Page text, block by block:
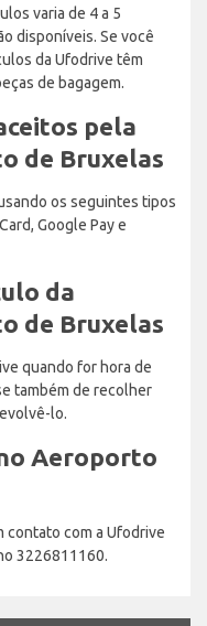
varia de 4 a 5
disponíveis. Se você
da Ufodrive têm
de bagagem.
pela
de Bruxelas
os seguintes tipos
Google Pay e
da
de Bruxelas
quando for hora de
também de recolher
lo.
Aeroporto
contato com a Ufodrive
3226811160.